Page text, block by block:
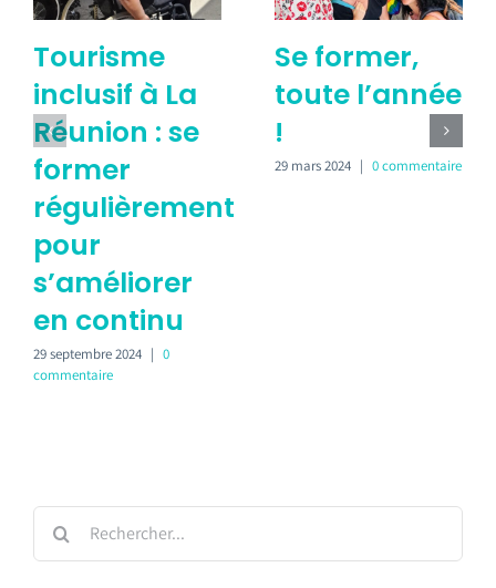
Tourisme
inclusif à La
Réunion : se
former
régulièrement
pour
s’améliorer
en continu
29 septembre 2024 | 0
commentaire
Se former,
toute l’année
!
29 mars 2024 | 0 commentaire